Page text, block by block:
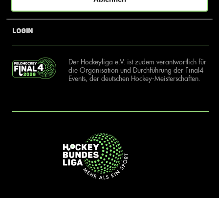
News
Login
Kontakt
Der Hockeyliga e.V. ist zudem verantwortlich für
die Organisation und Durchführung der Final4
Events, der deutschen Hockey-Meisterschaften.